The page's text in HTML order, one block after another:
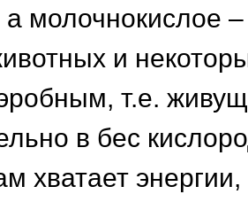
молочнокислое –
и
т.е.
в бес
хватает